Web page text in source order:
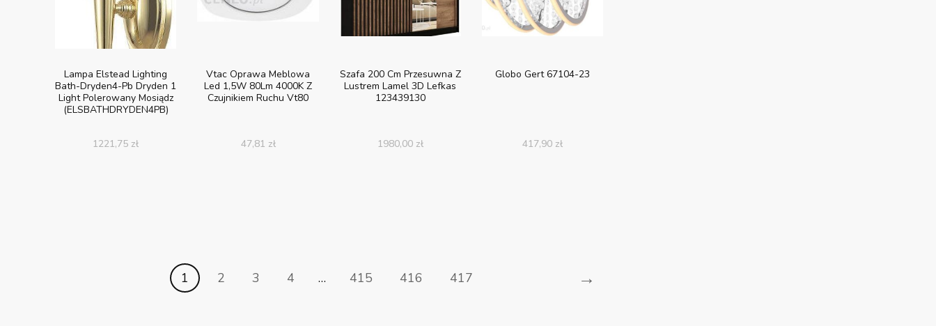
Lampa Elstead Lighting
Bath-Dryden4-Pb Dryden 1
Light Polerowany Mosiądz
(ELSBATHDRYDEN4PB)
1221,75 zł
Vtac Oprawa Meblowa
Led 1,5W 80Lm 4000K Z
Czujnikiem Ruchu Vt80
47,81 zł
Szafa 200 Cm Przesuwna Z
Lustrem Lamel 3D Lefkas
123439130
1980,00 zł
Globo Gert 67104-23
417,90 zł
1 2 3 4 … 415 416 417 →